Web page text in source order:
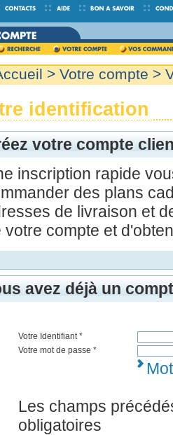
> Votre compte >
identification
votre compte
inscription rapide
des plans
de livraison et
votre compte et
avez déjà un
Votre Identifiant *
Votre mot de passe *
Les champs
obligatoires